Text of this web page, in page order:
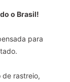
o Brasil!
para
rastreio,